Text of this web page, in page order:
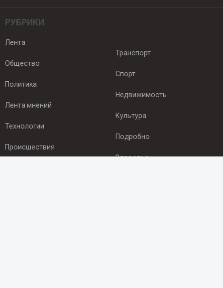
РУБРИКИ
Лента
Общество
Политика
Лента мнений
Технологии
Происшествия
Транспорт
Спорт
Недвижимость
Культура
Подробно
Здоровье